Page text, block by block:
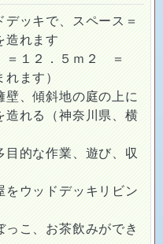
デッキで、スペース＝
造れます
＝１２．５ｍ２ ＝
れます）
壁、傾斜地の庭の上に
造れる（神奈川県、横
目的な作業、遊び、収
をウッドデッキリビン
っこ、お茶飲みができ